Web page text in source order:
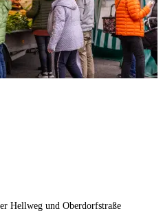
Hellweg und Oberdorfstraße